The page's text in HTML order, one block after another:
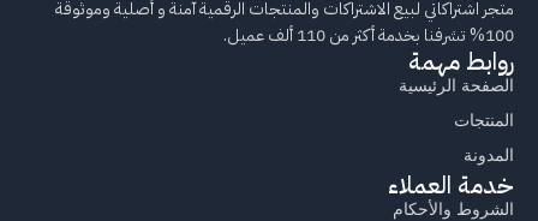
متجر اشتراكاتي لبيع الاشتراكات والمنتجات الرقمية آمنة و أصلية وموثوقة
100% تشرفنا بخدمة أكثر من 110 ألف عميل.
روابط مهمة
الصفحة الرئيسية
المنتجات
المدونة
خدمة العملاء
الشروط والأحكام